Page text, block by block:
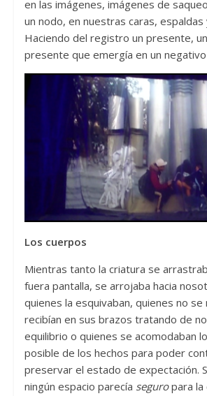
en las imágenes, imágenes de
un nodo, en nuestras caras, espaldas
Haciendo del registro un presente,
presente que emergía en un
Los cuerpos
Mientras tanto la criatura se
fuera pantalla, se arrojaba hacia
quienes la esquivaban, quienes no se
recibían en sus brazos tratando de
equilibrio o quienes se acomodaban
posible de los hechos para poder
preservar el estado de expectación.
ningún espacio parecía seguropara la